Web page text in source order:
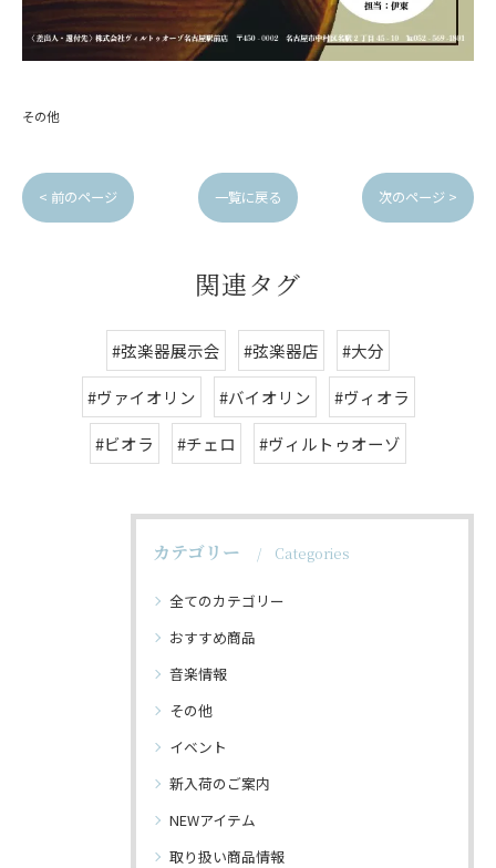
その他
< 前のページ 一覧に戻る 次のページ >
関連タグ
#弦楽器展示会 #弦楽器店
#大分
#ヴァイオリン
#バイオリン
#ヴィオラ
#ビオラ
#チェロ #ヴィルトゥオーゾ
カテゴリー Categories
全てのカテゴリー
おすすめ商品
音楽情報
その他
イベント
新入荷のご案内
NEWアイテム
取り扱い商品情報